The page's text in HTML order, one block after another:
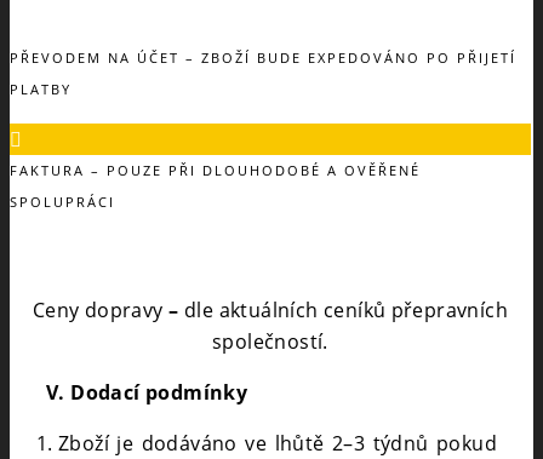
PŘEVODEM NA ÚČET – ZBOŽÍ BUDE EXPEDOVÁNO PO PŘIJETÍ
PLATBY
FAKTURA – POUZE PŘI DLOUHODOBÉ A OVĚŘENÉ
SPOLUPRÁCI
Ceny dopravy– dle aktuálních ceníků přepravních
společností.
V. Dodací podmínky
Zboží je dodáváno ve lhůtě 2–3 týdnů pokud